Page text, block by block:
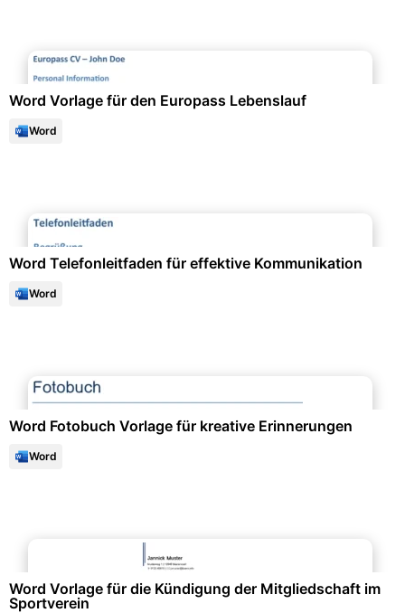
Word Vorlage für den Europass Lebenslauf
Word
Word Telefonleitfaden für effektive Kommunikation
Word
Word Fotobuch Vorlage für kreative Erinnerungen
Word
Word Vorlage für die Kündigung der Mitgliedschaft im
Sportverein